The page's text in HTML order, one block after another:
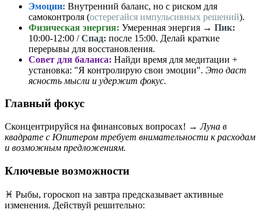
Эмоции: Внутренний баланс, но с риском для
самоконтроля (остерегайся импульсивных решений).
Физическая энергия: Умеренная энергия → Пик:
10:00-12:00 /Спад: после 15:00. Делай краткие
перерывы для восстановления.
Совет для баланса: Найди время для медитации +
установка: "Я контролирую свои эмоции". Это даст
ясность мысли и удержит фокус.
Главный фокус
Сконцентрируйся на финансовых вопросах! →Луна в
квадрате с Юпитером требует внимательности к расходам
и возможным предложениям.
Ключевые возможности
♓️ Рыбы, гороскоп на завтра предсказывает активные
изменения. Действуй решительно: